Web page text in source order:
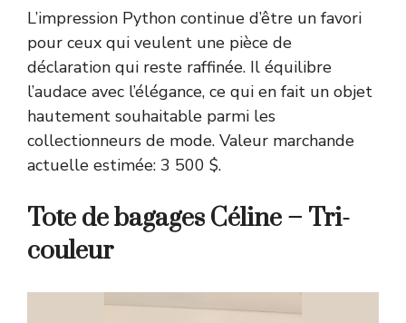
L’impression Python continue d’être un favori
pour ceux qui veulent une pièce de
déclaration qui reste raffinée. Il équilibre
l’audace avec l’élégance, ce qui en fait un objet
hautement souhaitable parmi les
collectionneurs de mode. Valeur marchande
actuelle estimée: 3 500 $.
Tote de bagages Céline – Tri-
couleur